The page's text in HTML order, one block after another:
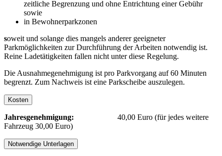
zeitliche Begrenzung und ohne Entrichtung einer Gebühr
sowie
in Bewohnerparkzonen
soweit und solange dies mangels anderer geeigneter
Parkmöglichkeiten zur Durchführung der Arbeiten notwendig ist.
Reine Ladetätigkeiten fallen nicht unter diese Regelung.
Die Ausnahmegenehmigung ist pro Parkvorgang auf 60 Minuten
begrenzt. Zum Nachweis ist eine Parkscheibe auszulegen.
Kosten
Jahresgenehmigung:
40,00 Euro (für jedes weitere
Fahrzeug 30,00 Euro)
Notwendige Unterlagen